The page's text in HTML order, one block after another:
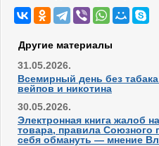
Другие материалы
31.05.2026.
Всемирный день без
вейпов и никотина
30.05.2026.
Электронная книга жалоб
товара, правила Союзного
себя обмануть — мнение